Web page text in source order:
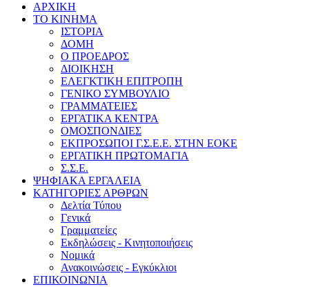
ΑΡΧΙΚΗ
ΤΟ ΚΙΝΗΜΑ
ΙΣΤΟΡΙΑ
ΔΟΜΗ
Ο ΠΡΟΕΔΡΟΣ
ΔΙΟΙΚΗΣΗ
ΕΛΕΓΚΤΙΚΗ ΕΠΙΤΡΟΠΗ
ΓΕΝΙΚΟ ΣΥΜΒΟΥΛΙΟ
ΓΡΑΜΜΑΤΕΙΕΣ
ΕΡΓΑΤΙΚΑ ΚΕΝΤΡΑ
ΟΜΟΣΠΟΝΔΙΕΣ
ΕΚΠΡΟΣΩΠΟΙ Γ.Σ.Ε.Ε. ΣΤΗΝ ΕΟΚΕ
ΕΡΓΑΤΙΚΗ ΠΡΩΤΟΜΑΓΙΑ
Σ.Σ.Ε.
ΨΗΦΙΑΚΑ ΕΡΓΑΛΕΙΑ
ΚΑΤΗΓΟΡΙΕΣ ΑΡΘΡΩΝ
Δελτία Τύπου
Γενικά
Γραμματείες
Εκδηλώσεις - Κινητοποιήσεις
Νομικά
Ανακοινώσεις - Εγκύκλιοι
ΕΠΙΚΟΙΝΩΝΙΑ